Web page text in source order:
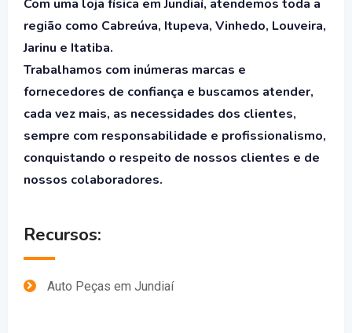
Com uma loja física em Jundiaí, atendemos toda a
região como Cabreúva, Itupeva, Vinhedo, Louveira,
Jarinu e Itatiba.
Trabalhamos com inúmeras marcas e
fornecedores de confiança e buscamos atender,
cada vez mais, as necessidades dos clientes,
sempre com responsabilidade e profissionalismo,
conquistando o respeito de nossos clientes e de
nossos colaboradores.
Recursos:
Auto Peças em Jundiaí